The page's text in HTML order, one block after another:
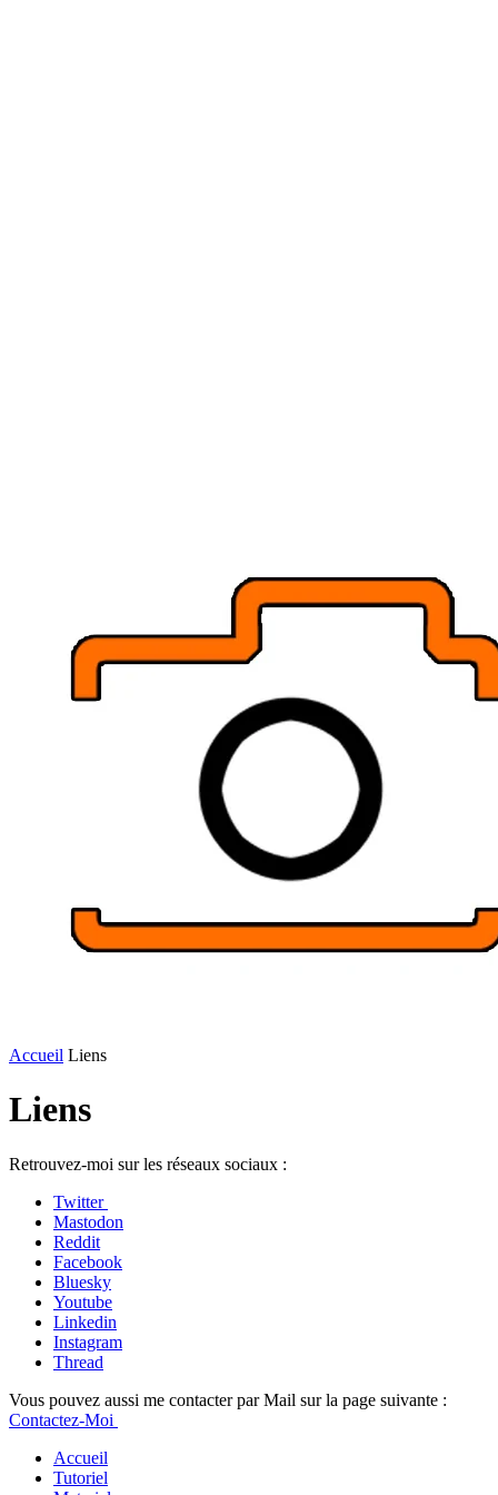
Accueil Liens
Liens
Retrouvez-moi sur les réseaux sociaux :
Twitter
Mastodon
Reddit
Facebook
Bluesky
Youtube
Linkedin
Instagram
Thread
Vous pouvez aussi me contacter par Mail sur la page suivante :
Contactez-Moi
Accueil
Tutoriel